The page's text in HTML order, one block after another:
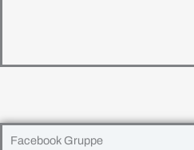
Facebook Gruppe